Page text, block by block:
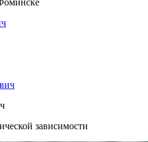
зависимости